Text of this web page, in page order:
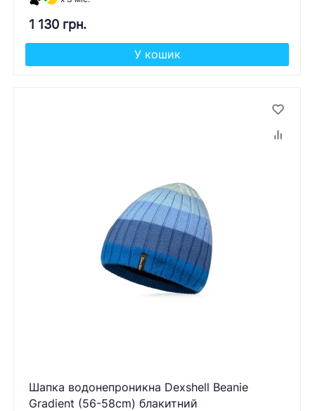
1 130 грн.
У кошик
Шапка водонепроникна Dexshell Beanie
Gradient (56-58cm) блакитний